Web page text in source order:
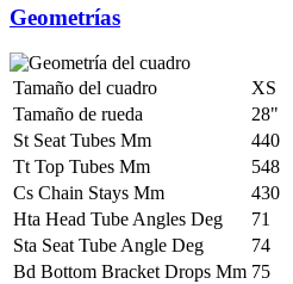
Geometrías
Tamaño del cuadro XS
Tamaño de rueda
28"
St Seat Tubes Mm
440
Tt Top Tubes Mm
548
Cs Chain Stays Mm
430
Hta Head Tube Angles Deg
71
Sta Seat Tube Angle Deg
74
Bd Bottom Bracket Drops Mm 75